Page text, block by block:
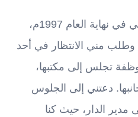
تعرفت إلى الغناء الباكستاني في نهاية العام 1997م،
مني الانتظار في أحد
تجلس إلى مكتبها،
دعتني إلى الجلوس
مدير الدار، حيث كنا